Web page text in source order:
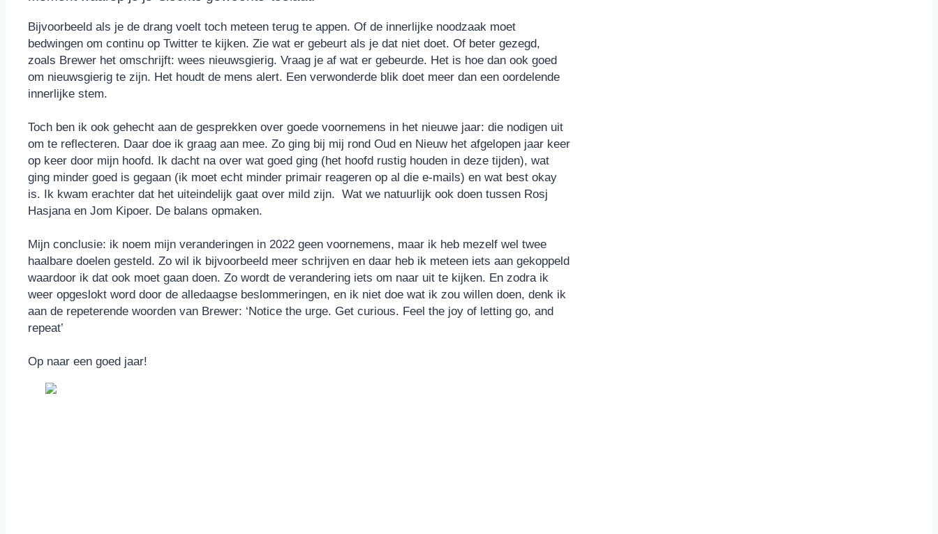
Bijvoorbeeld als je de drang voelt toch meteen terug te appen. Of de innerlijke noodzaak moet
bedwingen om continu op Twitter te kijken. Zie wat er gebeurt als je dat niet doet. Of beter gezegd,
zoals Brewer het omschrijft: wees nieuwsgierig. Vraag je af wat er gebeurde. Het is hoe dan ook goed
om nieuwsgierig te zijn. Het houdt de mens alert. Een verwonderde blik doet meer dan een oordelende
innerlijke stem.
Toch ben ik ook gehecht aan de gesprekken over goede voornemens in het nieuwe jaar: die nodigen uit
om te reflecteren. Daar doe ik graag aan mee. Zo ging bij mij rond Oud en Nieuw het afgelopen jaar keer
op keer door mijn hoofd. Ik dacht na over wat goed ging (het hoofd rustig houden in deze tijden), wat
ging minder goed is gegaan (ik moet echt minder primair reageren op al die e-mails) en wat best okay
is. Ik kwam erachter dat het uiteindelijk gaat over mild zijn. Wat we natuurlijk ook doen tussen Rosj
Hasjana en Jom Kipoer. De balans opmaken.
Mijn conclusie: ik noem mijn veranderingen in 2022 geen voornemens, maar ik heb mezelf wel twee
haalbare doelen gesteld. Zo wil ik bijvoorbeeld meer schrijven en daar heb ik meteen iets aan gekoppeld
waardoor ik dat ook moet gaan doen. Zo wordt de verandering iets om naar uit te kijken. En zodra ik
weer opgeslokt word door de alledaagse beslommeringen, en ik niet doe wat ik zou willen doen, denk ik
aan de repeterende woorden van Brewer: ‘Notice the urge. Get curious. Feel the joy of letting go, and
repeat’
Op naar een goed jaar!